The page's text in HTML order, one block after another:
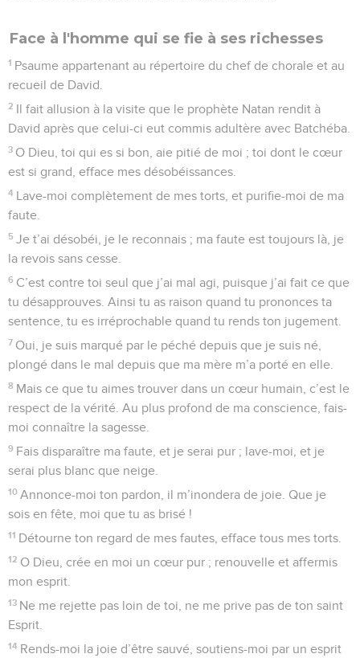
Face à l'homme qui se fie à ses richesses
1 Psaume appartenant au répertoire du chef de chorale et au
recueil de David.
2 Il fait allusion à la visite que le prophète Natan rendit à
David après que celui-ci eut commis adultère avec Batchéba.
3 O Dieu, toi qui es si bon, aie pitié de moi ; toi dont le cœur
est si grand, efface mes désobéissances.
4 Lave-moi complètement de mes torts, et purifie-moi de ma
faute.
5 Je t’ai désobéi, je le reconnais ; ma faute est toujours là, je
la revois sans cesse.
6 C’est contre toi seul que j’ai mal agi, puisque j’ai fait ce que
tu désapprouves. Ainsi tu as raison quand tu prononces ta
sentence, tu es irréprochable quand tu rends ton jugement.
7 Oui, je suis marqué par le péché depuis que je suis né,
plongé dans le mal depuis que ma mère m’a porté en elle.
8 Mais ce que tu aimes trouver dans un cœur humain, c’est le
respect de la vérité. Au plus profond de ma conscience, fais-
moi connaître la sagesse.
9 Fais disparaître ma faute, et je serai pur ; lave-moi, et je
serai plus blanc que neige.
10 Annonce-moi ton pardon, il m’inondera de joie. Que je
sois en fête, moi que tu as brisé !
11 Détourne ton regard de mes fautes, efface tous mes torts.
12 O Dieu, crée en moi un cœur pur ; renouvelle et affermis
mon esprit.
13 Ne me rejette pas loin de toi, ne me prive pas de ton saint
Esprit.
14 Rends-moi la joie d’être sauvé, soutiens-moi par un esprit